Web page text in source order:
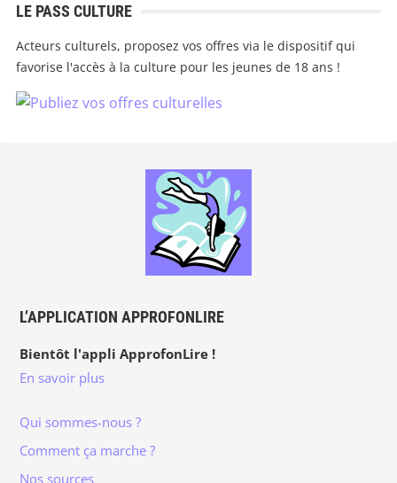
LE PASS CULTURE
Acteurs culturels, proposez vos offres via le dispositif qui
favorise l'accès à la culture pour les jeunes de 18 ans !
L’APPLICATION APPROFONLIRE
Bientôt l'appli ApprofonLire !
En savoir plus
Qui sommes-nous ?
Comment ça marche ?
Nos sources